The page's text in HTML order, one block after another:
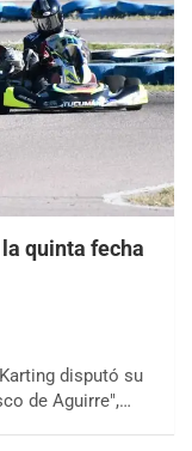
quinta fecha
disputó su
de Aguirre",…